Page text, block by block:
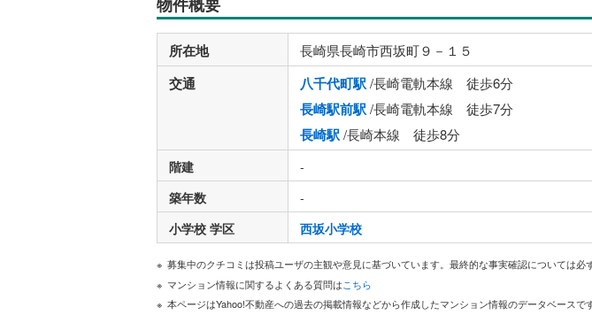
所在地 長崎県長崎市西坂町９－１５
交通 八千代町駅/長崎電軌本線 徒歩6分
長崎駅前駅/長崎電軌本線 徒歩7分
長崎駅/長崎本線 徒歩8分
階建 -
築年数
-
小学校 学区
西坂小学校
募集中のクチコミは投稿ユーザの主観や意見に基づいています。最終的な事実確認については必
マンション情報に関するよくある質問はこちら
本ページはYahoo!不動産への過去の掲載情報などから作成したマンション情報のデータベースで